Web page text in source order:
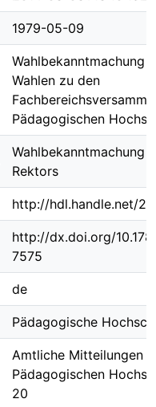
1979-05-09
Wahlbekanntmachung
Wahlen zu den
Pädagogischen
Wahlbekanntmachung
Rektors
http://hdl.handle.net/
http://dx.doi.org/
7575
de
Pädagogische
Amtliche Mitteilungen
Pädagogischen
20